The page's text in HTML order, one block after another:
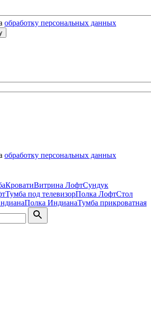
обработку персональных данных
обработку персональных данных
КроватиВитрина ЛофтСундук
Тумба под телевизорПолка ЛофтСтол
Полка ИндианаТумба прикроватная